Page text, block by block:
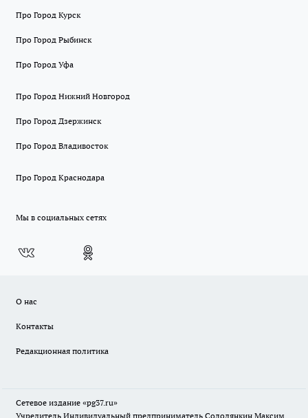
Про Город Курск
Про Город Рыбинск
Про Город Уфа
Про Город Нижний Новгород
Про Город Дзержинск
Про Город Владивосток
Про Город Краснодара
Мы в социальных сетях
О нас
Контакты
Редакционная политика
Сетевое издание «pg37.ru»
Учредитель Индивидуальный предприниматель Солодянкин Максим